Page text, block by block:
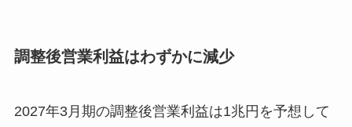
調整後営業利益はわずかに減少
2027年3月期の調整後営業利益は1兆円を予想して